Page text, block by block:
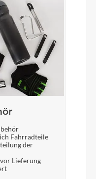
Fahrradteile
der
Lieferung